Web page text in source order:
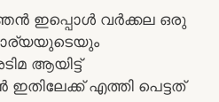
ഇപ്പൊൾ വർക്കല ഒരു
ആയിട്ട്
എത്തി പെട്ടത്